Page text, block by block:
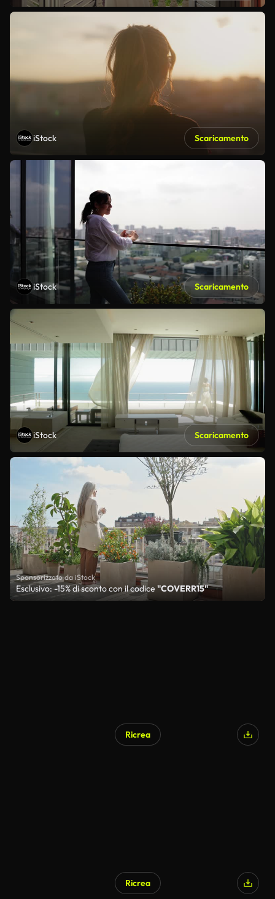
iStock Scaricamento
iStock Scaricamento
iStock Scaricamento
Sponsorizzato da iStock
Esclusivo: -15% di sconto con il codice "COVERR15"
Ricrea
Ricrea